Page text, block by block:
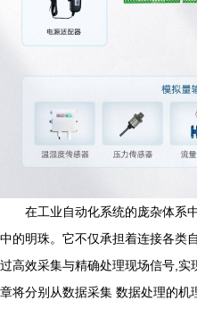
在工业自动化系统的庞杂体系
中的明珠。它不仅承担着连接各类
过高效采集与精确处理现场信号,
章将分别从数据采集 数据处理的